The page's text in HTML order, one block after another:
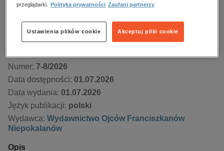
Ocena:
Numer: 7-8/2026
Data dostępności: 01.07.2026
Data wydania: 01.07.2026
Język publikacji: polski
Wydawca: Wydawnictwo Ojców Franciszkanów
Niepokalanów
Kupując otrzymujesz format: PDF Dostęp online PDF
Opis
przeglądarki.
Polityka prywatności Zaufani partnerzy
Akceptuj pliki cookie
Ustawienia plików cookie